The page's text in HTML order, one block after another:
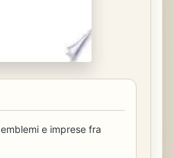
emblemi e imprese fra